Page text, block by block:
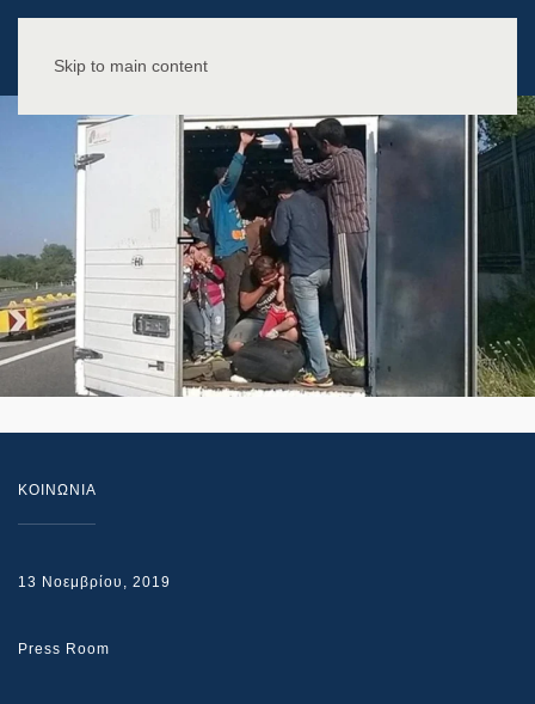
Skip to main content
ΚΟΙΝΩΝΙΑ
13 Νοεμβρίου, 2019
Press Room